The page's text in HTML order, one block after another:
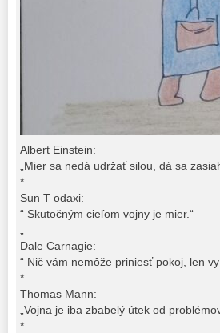
Albert Einstein:
„Mier sa nedá udržať silou, dá sa
*
Sun T odaxi:
“ Skutočným cieľom vojny je mier.“
Dale Carnagie:
“ Nič vám nemôže priniesť pokoj, len vy
*
Thomas Mann:
„Vojna je iba zbabelý útek od
*